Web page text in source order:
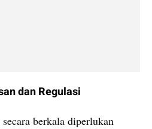
dan Regulasi
berkala diperlukan